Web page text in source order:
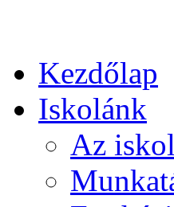
Kezdőlap
Iskolánk
Az